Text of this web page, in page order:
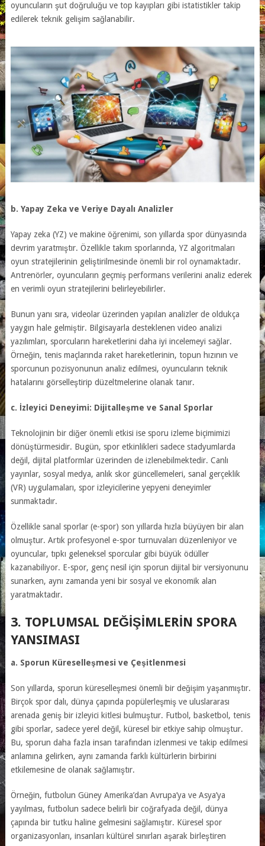
oyuncuların şut doğruluğu ve top kayıpları gibi istatistikler takip
edilerek teknik gelişim sağlanabilir.
b. Yapay Zeka ve Veriye Dayalı Analizler
Yapay zeka (YZ) ve makine öğrenimi, son yıllarda spor dünyasında
devrim yaratmıştır. Özellikle takım sporlarında, YZ algoritmaları
oyun stratejilerinin geliştirilmesinde önemli bir rol oynamaktadır.
Antrenörler, oyuncuların geçmiş performans verilerini analiz ederek
en verimli oyun stratejilerini belirleyebilirler.
Bunun yanı sıra, videolar üzerinden yapılan analizler de oldukça
yaygın hale gelmiştir. Bilgisayarla desteklenen video analizi
yazılımları, sporcuların hareketlerini daha iyi incelemeyi sağlar.
Örneğin, tenis maçlarında raket hareketlerinin, topun hızının ve
sporcunun pozisyonunun analiz edilmesi, oyuncuların teknik
hatalarını görselleştirip düzeltmelerine olanak tanır.
c. İzleyici Deneyimi: Dijitalleşme ve Sanal Sporlar
Teknolojinin bir diğer önemli etkisi ise sporu izleme biçimimizi
dönüştürmesidir. Bugün, spor etkinlikleri sadece stadyumlarda
değil, dijital platformlar üzerinden de izlenebilmektedir. Canlı
yayınlar, sosyal medya, anlık skor güncellemeleri, sanal gerçeklik
(VR) uygulamaları, spor izleyicilerine yepyeni deneyimler
sunmaktadır.
Özellikle sanal sporlar (e-spor) son yıllarda hızla büyüyen bir alan
olmuştur. Artık profesyonel e-spor turnuvaları düzenleniyor ve
oyuncular, tıpkı geleneksel sporcular gibi büyük ödüller
kazanabiliyor. E-spor, genç nesil için sporun dijital bir versiyonunu
sunarken, aynı zamanda yeni bir sosyal ve ekonomik alan
yaratmaktadır.
3. TOPLUMSAL DEĞIŞIMLERIN SPORA
YANSIMASI
a. Sporun Küreselleşmesi ve Çeşitlenmesi
Son yıllarda, sporun küreselleşmesi önemli bir değişim yaşanmıştır.
Birçok spor dalı, dünya çapında popülerleşmiş ve uluslararası
arenada geniş bir izleyici kitlesi bulmuştur. Futbol, basketbol, tenis
gibi sporlar, sadece yerel değil, küresel bir etkiye sahip olmuştur.
Bu, sporun daha fazla insan tarafından izlenmesi ve takip edilmesi
anlamına gelirken, aynı zamanda farklı kültürlerin birbirini
etkilemesine de olanak sağlamıştır.
Örneğin, futbolun Güney Amerika’dan Avrupa’ya ve Asya’ya
yayılması, futbolun sadece belirli bir coğrafyada değil, dünya
çapında bir tutku haline gelmesini sağlamıştır. Küresel spor
organizasyonları, insanları kültürel sınırları aşarak birleştiren